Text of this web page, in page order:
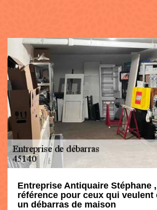
Entreprise Antiquaire Stéphane
référence pour ceux qui veulent
un débarras de maison